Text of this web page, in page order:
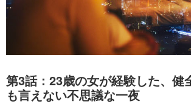
第3話：23歳の女が経験した、健
も言えない不思議な一夜